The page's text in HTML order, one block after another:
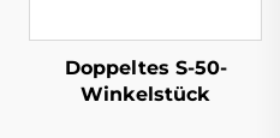
Doppeltes S-50-
Winkelstück